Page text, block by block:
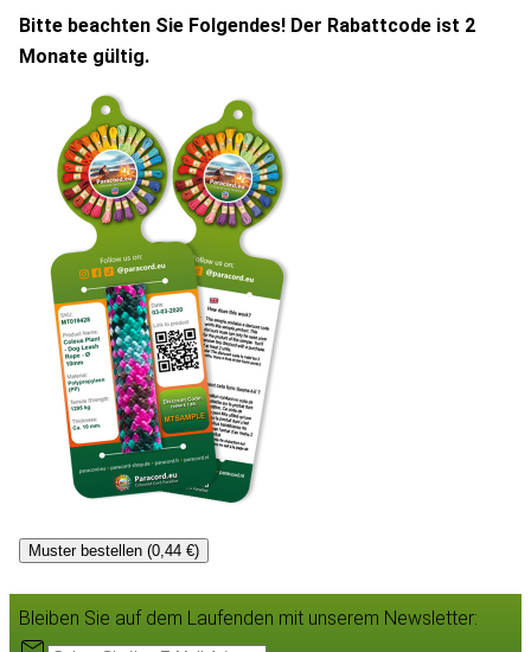
Bitte beachten Sie Folgendes! Der Rabattcode ist 2
Monate gültig.
Muster bestellen (0,44 €)
Bleiben Sie auf dem Laufenden mit unserem Newsletter: